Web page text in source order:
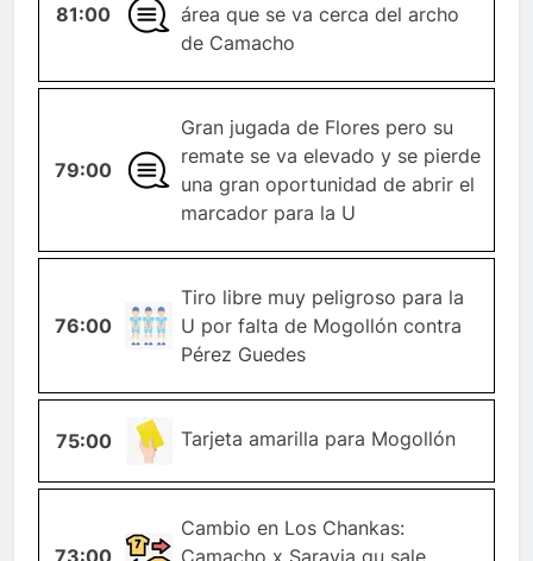
81:00GENERALárea que se va cerca del archo
de Camacho
79:00GENERAL
Gran jugada de Flores pero su
remate se va elevado y se pierde
una gran oportunidad de abrir el
marcador para la U
76:00
TIRO-
LIBRE
Tiro libre muy peligroso para la
U por falta de Mogollón contra
Pérez Guedes
75:00
TARJETA-
AMARILLA
Tarjeta amarilla para Mogollón
73:00
CAMBIO-
Cambio en Los Chankas:
Camacho x Saravia qu sale